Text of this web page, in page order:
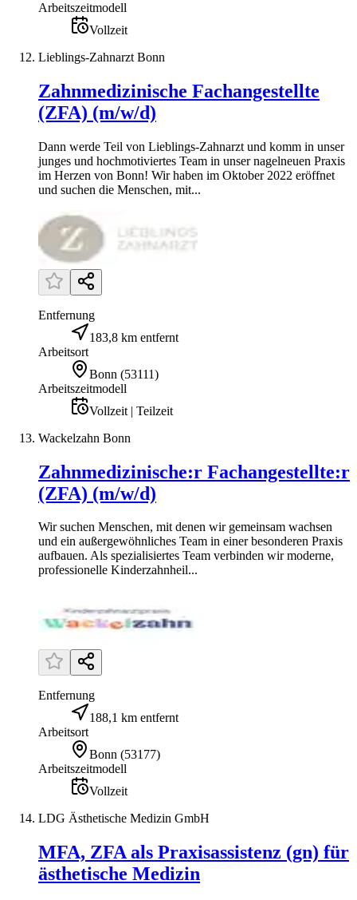
Arbeitszeitmodell
Vollzeit
Lieblings-Zahnarzt Bonn
Zahnmedizinische Fachangestellte
(ZFA) (m/w/d)
Dann werde Teil von Lieblings-Zahnarzt und komm in unser
junges und hochmotiviertes Team in unser nagelneuen Praxis
im Herzen von Bonn! Wir haben im Oktober 2022 eröffnet
und suchen die Menschen, mit...
Entfernung
183,8 km entfernt
Arbeitsort
Bonn (53111)
Arbeitszeitmodell
Vollzeit | Teilzeit
Wackelzahn Bonn
Zahnmedizinische:r Fachangestellte:r
(ZFA) (m/w/d)
Wir suchen Menschen, mit denen wir gemeinsam wachsen
und ein außergewöhnliches Team in einer besonderen Praxis
aufbauen. Als spezialisiertes Team verbinden wir moderne,
professionelle Kinderzahnheil...
Entfernung
188,1 km entfernt
Arbeitsort
Bonn (53177)
Arbeitszeitmodell
Vollzeit
LDG Ästhetische Medizin GmbH
MFA, ZFA als Praxisassistenz (gn) für
ästhetische Medizin